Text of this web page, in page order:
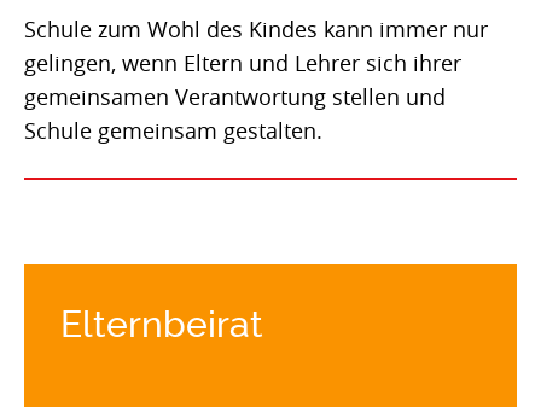
Ganztag
Termine
Schach
Schule zum Wohl des Kindes kann immer nur
gelingen, wenn Eltern und Lehrer sich ihrer
gemeinsamen Verantwortung stellen und
Schule gemeinsam gestalten.
Elternbeirat